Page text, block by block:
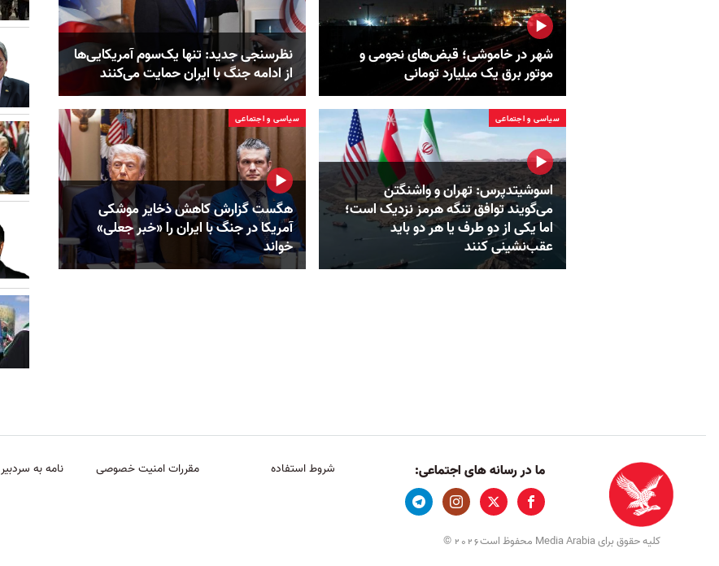
شهر در خاموشی؛ قبض‌های نجومی و
موتور برق یک میلیارد تومانی
نظرسنجی جدید: تنها یک‌سوم آمریکایی‌ها
از ادامه جنگ با ایران حمایت می‌کنند
سیاسی و اجتماعی
اسوشیتدپرس: تهران و واشنگتن
می‌گویند توافق تنگه هرمز نزدیک است؛
اما یکی از دو طرف یا هر دو باید
عقب‌نشینی کنند
سیاسی و اجتماعی
هگست گزارش کاهش ذخایر موشکی
آمریکا در جنگ با ایران را «خبر جعلی»
خواند
ما در رسانه های اجتماعی: شروط استفاده مقررات امنیت خصوصی نامه به سردبیر
کلیه حقوق برای Media Arabia محفوظ است 2026
©